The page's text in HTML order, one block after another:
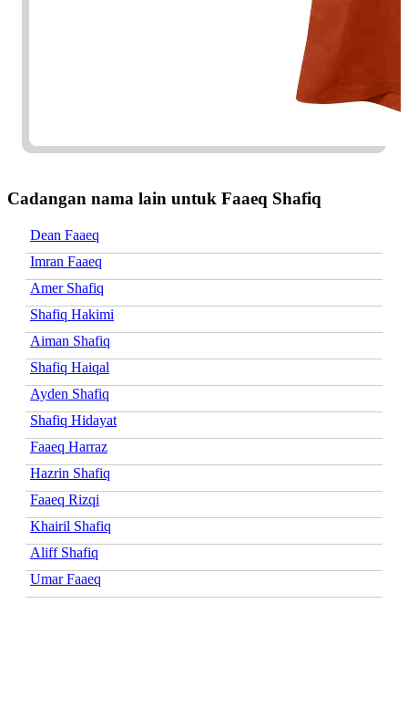
Cadangan nama lain untuk Faaeq Shafiq
Dean Faaeq
Imran Faaeq
Amer Shafiq
Shafiq Hakimi
Aiman Shafiq
Shafiq Haiqal
Ayden Shafiq
Shafiq Hidayat
Faaeq Harraz
Hazrin Shafiq
Faaeq Rizqi
Khairil Shafiq
Aliff Shafiq
Umar Faaeq